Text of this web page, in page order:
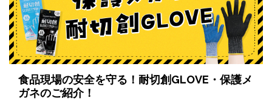
食品現場の安全を守る！耐切創GLOVE・保護メ
ガネのご紹介！